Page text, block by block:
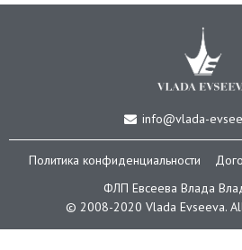
info@vlada-
Политика конфиденциальности
ФЛП Евсеева Влада
© 2008-2020 Vlada Еvseeva.